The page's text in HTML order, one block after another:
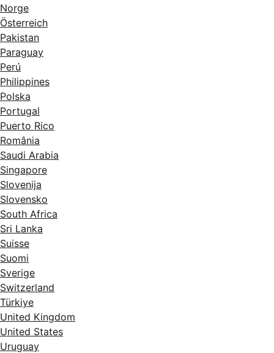
Norge
Österreich
Pakistan
Paraguay
Perú
Philippines
Polska
Portugal
Puerto Rico
România
Saudi Arabia
Singapore
Slovenija
Slovensko
South Africa
Sri Lanka
Suisse
Suomi
Sverige
Switzerland
Türkiye
United Kingdom
United States
Uruguay